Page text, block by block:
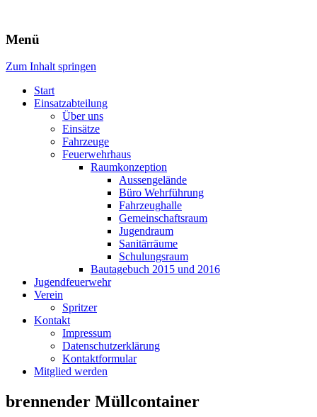
Freiwillige Feuerwehr Rodheim
v.d.H.
Menü
Zum Inhalt springen
Start
Einsatzabteilung
Über uns
Einsätze
Fahrzeuge
Feuerwehrhaus
Raumkonzeption
Aussengelände
Büro Wehrführung
Fahrzeughalle
Gemeinschaftsraum
Jugendraum
Sanitärräume
Schulungsraum
Bautagebuch 2015 und 2016
Jugendfeuerwehr
Verein
Spritzer
Kontakt
Impressum
Datenschutzerklärung
Kontaktformular
Mitglied werden
brennender Müllcontainer